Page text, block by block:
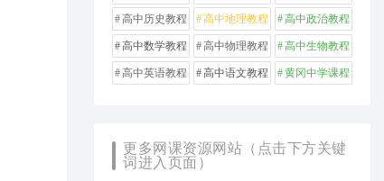
高中历史教程 高中地理教程 高中政治教程
高中数学教程 高中物理教程 高中生物教程
高中英语教程 高中语文教程 黄冈中学课程
更多网课资源网站（点击下方关键
词进入页面）